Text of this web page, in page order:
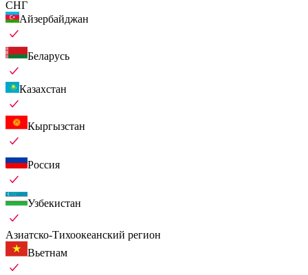
СНГ
Айзербайджан
Беларусь
Казахстан
Кыргызстан
Россия
Узбекистан
Азиатско-Тихоокеанский регион
Вьетнам